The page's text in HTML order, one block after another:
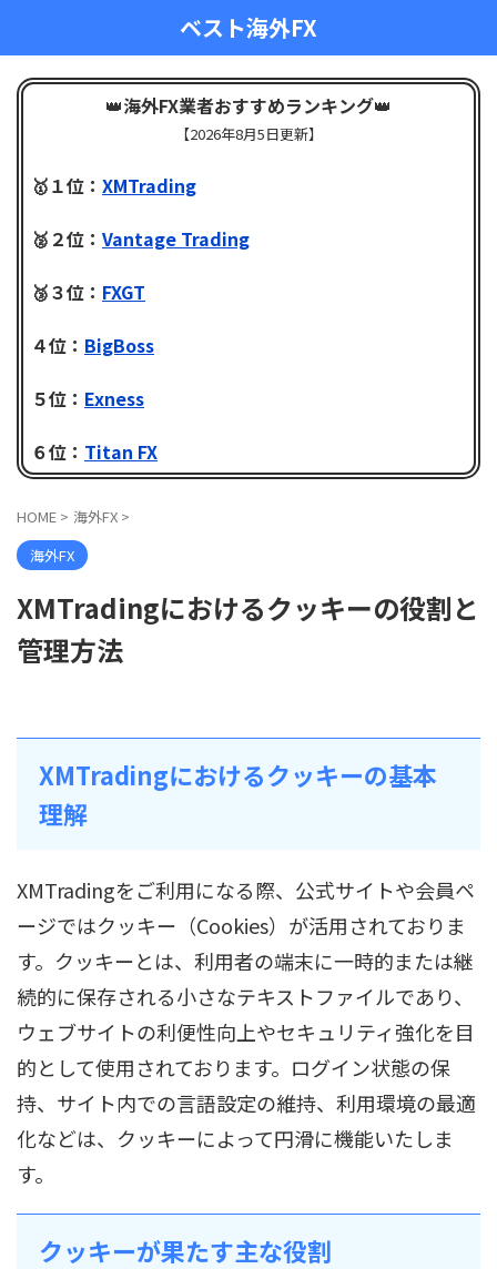
ベスト海外FX
👑海外FX業者おすすめランキング👑
【2026年8月5日更新】
🥇１位： XMTrading
🥈２位： Vantage Trading
🥉３位： FXGT
４位： BigBoss
５位： Exness
６位： Titan FX
HOME > 海外FX >
海外FX
XMTradingにおけるクッキーの役割と
管理方法
XMTradingにおけるクッキーの基本
理解
XMTradingをご利用になる際、公式サイトや会員ペ
ージではクッキー（Cookies）が活用されておりま
す。クッキーとは、利用者の端末に一時的または継
続的に保存される小さなテキストファイルであり、
ウェブサイトの利便性向上やセキュリティ強化を目
的として使用されております。ログイン状態の保
持、サイト内での言語設定の維持、利用環境の最適
化などは、クッキーによって円滑に機能いたしま
す。
クッキーが果たす主な役割